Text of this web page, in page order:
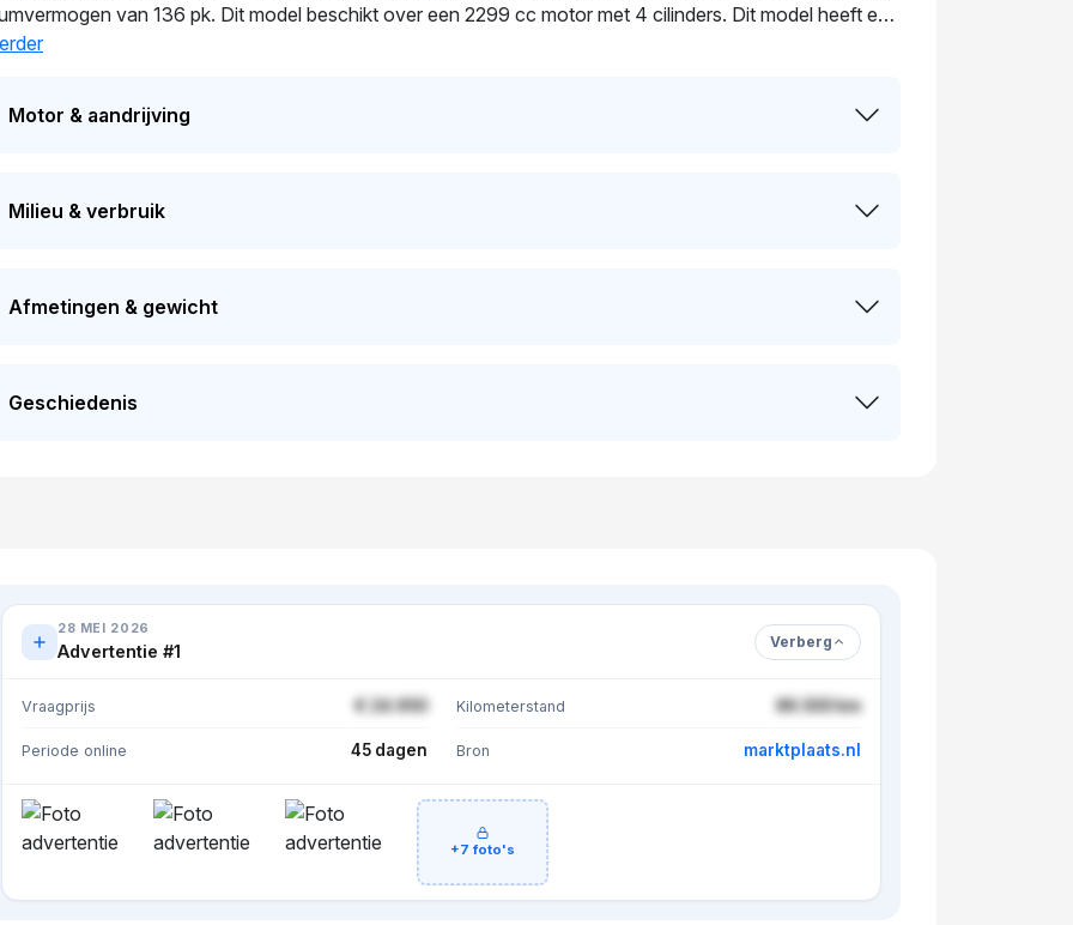
van 136 pk. Dit model beschikt over een 2299 cc motor met 4 cilinders. Dit model heeft een
van 1.528 kg. De laatste tenaamstelling van deze auto vond plaats in 2018. De volgende APK-keuring
Motor & aandrijving
Milieu & verbruik
Afmetingen & gewicht
Geschiedenis
28 MEI 2026
Advertentie #1 Verberg
Vraagprijs € 24.950 Kilometerstand 86.500 km
Periode online 45 dagen Bron marktplaats.nl
+7 foto's